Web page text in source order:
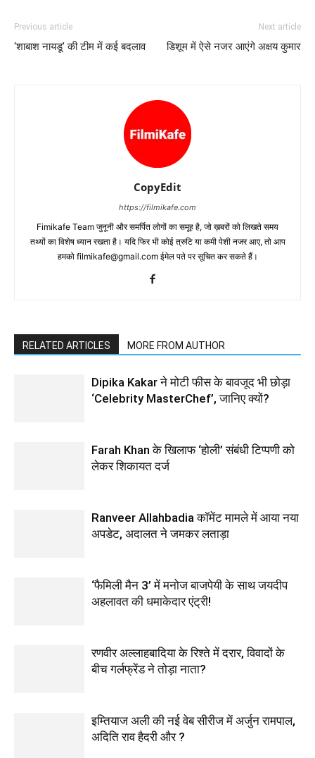
Previous article
‘शाबाश नायडू’ की टीम में कई बदलाव
Next article
डिशूम में ऐसे नजर आएंगे अक्षय कुमार
CopyEdit
https://filmikafe.com
Fimikafe Team जुनूनी और समर्पित लोगों का समूह है, जो ख़बरों को लिखते समय
तथ्‍यों का विशेष ध्‍यान रखता है। यदि फिर भी कोई त्रुटि या कमी पेशी नजर आए, तो आप
हमको filmikafe@gmail.com ईमेल पते पर सूचित कर सकते हैं।
RELATED ARTICLES MORE FROM AUTHOR
Dipika Kakar ने मोटी फीस के बावजूद भी छोड़ा
‘Celebrity MasterChef’, जानिए क्यों?
Farah Khan के खिलाफ ‘होली’ संबंधी टिप्पणी को
लेकर शिकायत दर्ज
Ranveer Allahbadia कॉमेंट मामले में आया नया
अपडेट, अदालत ने जमकर लताड़ा
‘फैमिली मैन 3’ में मनोज बाजपेयी के साथ जयदीप
अहलावत की धमाकेदार एंट्री!
रणवीर अल्लाहबादिया के रिश्ते में दरार, विवादों के
बीच गर्लफ्रेंड ने तोड़ा नाता?
इम्तियाज अली की नई वेब सीरीज में अर्जुन रामपाल,
अदिति राव हैदरी और ?